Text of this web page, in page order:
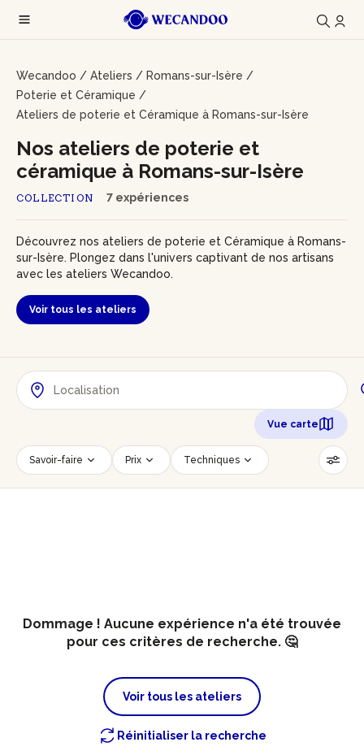
Wecandoo / Ateliers / Romans-sur-Isère /
Poterie et Céramique /
Ateliers de poterie et Céramique à Romans-sur-Isère
COLLECTION 7 expériences
Nos ateliers de poterie et
céramique à Romans-sur-Isère
Découvrez nos ateliers de poterie et Céramique à Romans-
sur-Isère. Plongez dans l'univers captivant de nos artisans
avec les ateliers Wecandoo.
Voir tous les ateliers
Vue carte
Savoir-faire Prix Techniques
Date Créneau horaire
Dommage ! Aucune expérience n'a été trouvée
pour ces critères de recherche. 🤔
Voir tous les ateliers
Réinitialiser la recherche